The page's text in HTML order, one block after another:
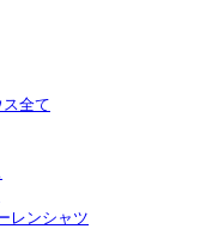
全て
レンシャツ